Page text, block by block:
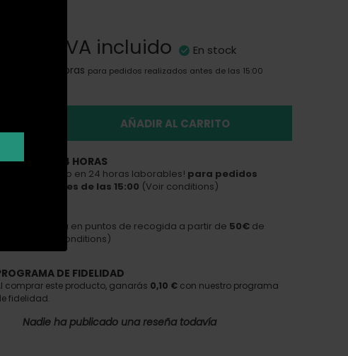
IVA incluido En stock
en 24 horas para pedidos realizados antes de las 15:00
AÑADIR AL CARRITO
EN 24 HORAS
tu pedido en 24 horas laborables! para pedidos
antes de las 15:00 (Voir conditions)
Entrega gratuita en puntos de recogida a partir de 50€ de
compra (Voir conditions)
DE FIDELIDAD
comprar este producto, ganarás 0,10 € con nuestro programa
fidelidad.
Nadie ha publicado una reseña todavía